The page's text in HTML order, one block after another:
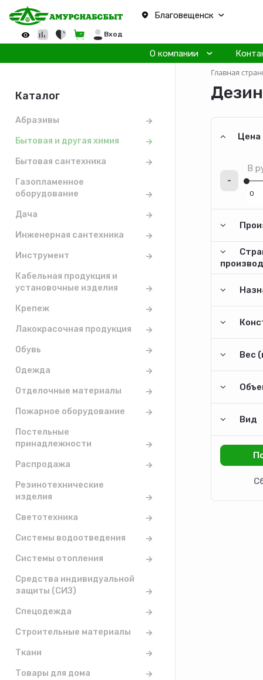
Благовещенск
Вход
О компании
Каталог
Абразивы
Бытовая и другая химия
Бытовая сантехника
Газопламенное
оборудование
Дача
Инженерная сантехника
Инструмент
Кабельная продукция и
установочные изделия
Крепеж
Лакокрасочная продукция
Обувь
Одежда
Отделочные материалы
Пожарное оборудование
Постельные
принадлежности
Распродажа
Резинотехнические
изделия
Светотехника
Системы водоотведения
Системы отопления
Средства индивидуальной
защиты (СИЗ)
Спецодежда
Строительные материалы
Ткани
Товары для дома
Главная
Цена
-
В
Вес
Вид